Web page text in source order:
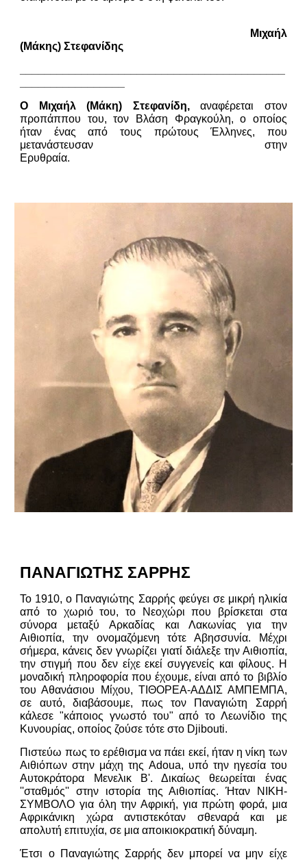
Μιχαήλ
(Μάκης) Στεφανίδης
Ο Μιχαήλ (Μάκη) Στεφανίδη,αναφέρεται στον
προπάππου του, τον Βλάση Φραγκούλη, ο οποίος
ήταν ένας από τους πρώτους Έλληνες, που
μετανάστευσαν στην
Ερυθραία.
ΠΑΝΑΓΙΩΤΗΣ ΣΑΡΡΗΣ
Το 1910, ο Παναγιώτης Σαρρής φεύγει σε μικρή ηλικία
από το χωριό του, το Νεοχώρι που βρίσκεται στα
σύνορα μεταξύ Αρκαδίας και Λακωνίας για την
Αιθιοπία, την ονομαζόμενη τότε Αβησσυνία. Μέχρι
σήμερα, κάνεις δεν γνωρίζει γιατί διάλεξε την Αιθιοπία,
την στιγμή που δεν είχε εκεί συγγενείς και φίλους. Η
μοναδική πληροφορία που έχουμε, είναι από το βιβλίο
του Αθανάσιου Μίχου, ΤΙΘΟΡΕΑ-ΑΔΔΙΣ ΑΜΠΕΜΠΑ,
σε αυτό, διαβάσουμε, πως τον Παναγιώτη Σαρρή
κάλεσε "κάποιος γνωστό του" από το Λεωνίδιο της
Κυνουρίας, οποίος ζούσε τότε στο Djibouti.
Πιστεύω πως το ερέθισμα να πάει εκεί, ήταν η νίκη των
Αιθιόπων στην μάχη της Adoua, υπό την ηγεσία του
Αυτοκράτορα Μενελικ Β'. Δικαίως θεωρείται ένας
''σταθμός'' στην ιστορία της Αιθιοπίας. Ήταν ΝΙΚΗ-
ΣΥΜΒΟΛΟ για όλη την Αφρική, για πρώτη φορά, μια
Αφρικάνικη χώρα αντιστεκόταν σθεναρά και με
απολυτή επιτυχία, σε μια αποικιοκρατική δύναμη.
Έτσι ο Παναγιώτης Σαρρής δεν μπορεί να μην είχε